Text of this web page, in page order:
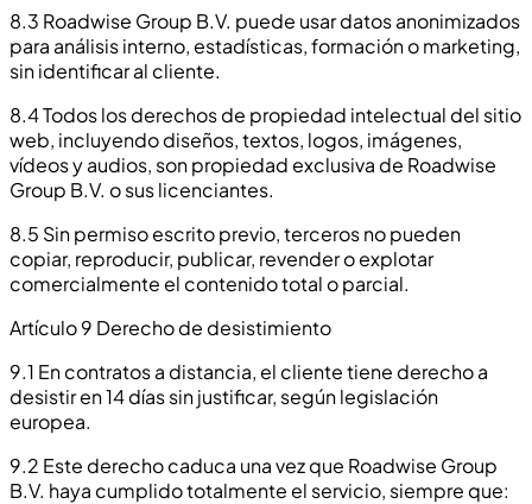
8.3 Roadwise Group B.V. puede usar datos anonimizados
para análisis interno, estadísticas, formación o marketing,
sin identificar al cliente.
8.4 Todos los derechos de propiedad intelectual del sitio
web, incluyendo diseños, textos, logos, imágenes,
vídeos y audios, son propiedad exclusiva de Roadwise
Group B.V. o sus licenciantes.
8.5 Sin permiso escrito previo, terceros no pueden
copiar, reproducir, publicar, revender o explotar
comercialmente el contenido total o parcial.
Artículo 9 Derecho de desistimiento
9.1 En contratos a distancia, el cliente tiene derecho a
desistir en 14 días sin justificar, según legislación
europea.
9.2 Este derecho caduca una vez que Roadwise Group
B.V. haya cumplido totalmente el servicio, siempre que: